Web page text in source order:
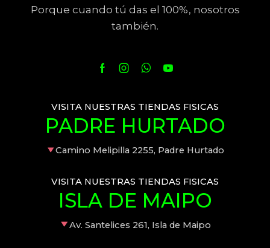
Porque cuando tú das el 100%, nosotros
también.
VISITA NUESTRAS TIENDAS FISICAS
PADRE HURTADO
Camino Melipilla 2255, Padre Hurtado
VISITA NUESTRAS TIENDAS FISICAS
ISLA DE MAIPO
Av. Santelices 261, Isla de Maipo